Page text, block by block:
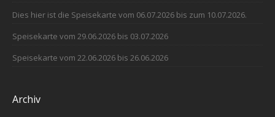
Dies hier ist die Speisekarte vom 06.07.2026 bis zum 10.07.2026.
Speisekarte vom 29.06.2026 bis 03.07.2026
Speisekarte vom 22.06.2026 bis 26.06.2026
Archiv